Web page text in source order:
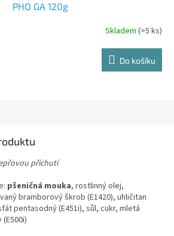
PHO GA 120g
Skladem (>5 ks)
Do košíku
příchutí
pšeničná mouka, rostlinný olej,
bramborový škrob (E1420), uhličitan
pentasodný (E451i), sůl, cukr, mletá